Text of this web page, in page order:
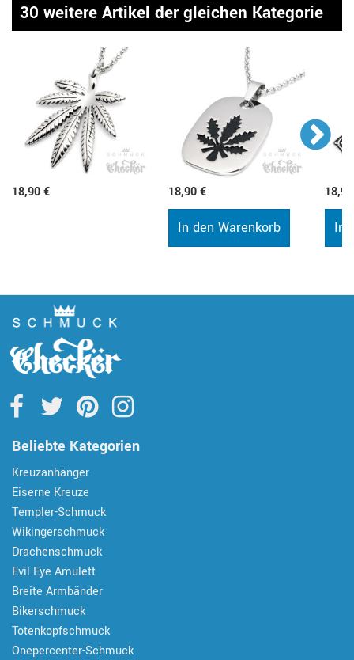
30 weitere Artikel der gleichen Kategorie
18,90 € 18,90 €
In den Warenkorb In
Beliebte Kategorien
Kreuzanhänger
Eiserne Kreuze
Templer-Schmuck
Wikingerschmuck
Drachenschmuck
Evil Eye Amulett
Breite Armbänder
Bikerschmuck
Totenkopfschmuck
Onepercenter-Schmuck